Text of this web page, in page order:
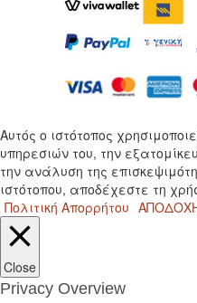
Αυτός ο ιστότοπος
υπηρεσιών του, την
την ανάλυση της
ιστότοπου, αποδέχεστε τη
Πολιτική Απορρήτου
Close
Privacy Overview